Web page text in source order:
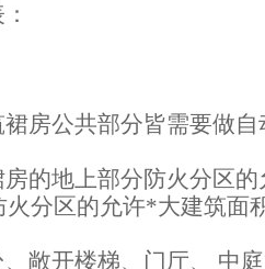
房公共部分皆需要做
的地上部分防火分区
火分区的允许*大建筑面
敞开楼梯、门厅、 中